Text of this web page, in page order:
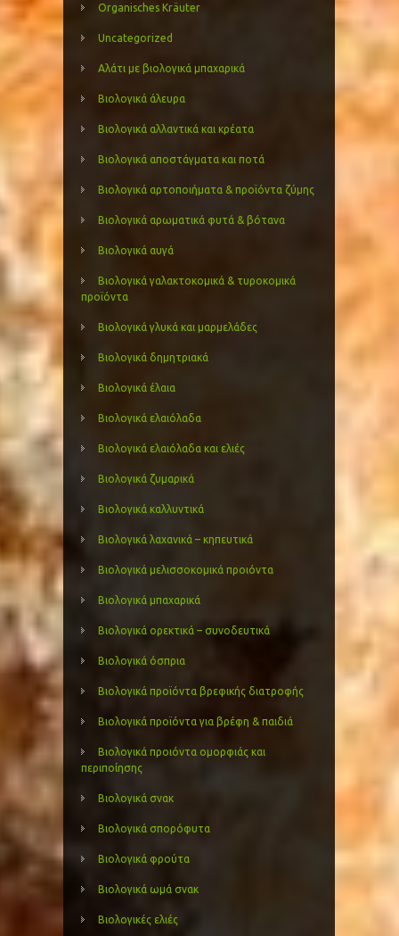
Organisches Kräuter
Uncategorized
Αλάτι με βιολογικά μπαχαρικά
Βιολογικά άλευρα
Βιολογικά αλλαντικά και κρέατα
Βιολογικά αποστάγματα και ποτά
Βιολογικά αρτοποιήματα & προϊόντα ζύμης
Βιολογικά αρωματικά φυτά & βότανα
Βιολογικά αυγά
Βιολογικά γαλακτοκομικά & τυροκομικά
προϊόντα
Βιολογικά γλυκά και μαρμελάδες
Βιολογικά δημητριακά
Βιολογικά έλαια
Βιολογικά ελαιόλαδα
Βιολογικά ελαιόλαδα και ελιές
Βιολογικά ζυμαρικά
Βιολογικά καλλυντικά
Βιολογικά λαχανικά – κηπευτικά
Βιολογικά μελισσοκομικά προιόντα
Βιολογικά μπαχαρικά
Βιολογικά ορεκτικά – συνοδευτικά
Βιολογικά όσπρια
Βιολογικά προϊόντα βρεφικής διατροφής
Βιολογικά προϊόντα για βρέφη & παιδιά
Βιολογικά προιόντα ομορφιάς και
περιποίησης
Βιολογικά σνακ
Βιολογικά σπορόφυτα
Βιολογικά φρούτα
Βιολογικά ωμά σνακ
Βιολογικές ελιές